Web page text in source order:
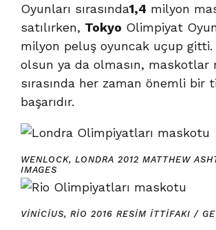
Oyunları sırasında1,4 milyon
satılırken, Tokyo Olimpiyat
milyon peluş oyuncak uçup gitti.
olsun ya da olmasın, maskotlar
sırasında her zaman önemli bir
başarıdır.
WENLOCK, LONDRA 2012 MATTHEW
IMAGES
VINICIUS, RIO 2016 RESIM ITTIFAKI /